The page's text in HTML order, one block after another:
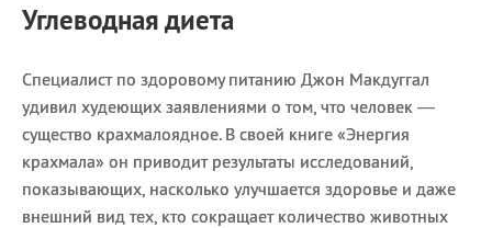
Углеводная диета
Специалист по здоровому питанию Джон Макдуггал
удивил худеющих заявлениями о том, что человек —
существо крахмалоядное. В своей книге «Энергия
крахмала» он приводит результаты исследований,
показывающих, насколько улучшается здоровье и даже
внешний вид тех, кто сокращает количество животных